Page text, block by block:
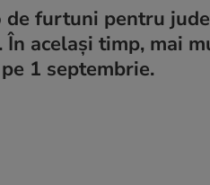
furtuni pentru
același timp, mai
1 septembrie.